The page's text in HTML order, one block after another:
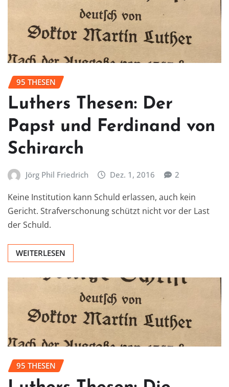
95 THESEN
Luthers Thesen: Der
Papst und Ferdinand von
Schirarch
Jörg Phil Friedrich Dez. 1, 2016 2
Keine Institution kann Schuld erlassen, auch kein
Gericht. Strafverschonung schützt nicht vor der Last
der Schuld.
WEITERLESEN
95 THESEN